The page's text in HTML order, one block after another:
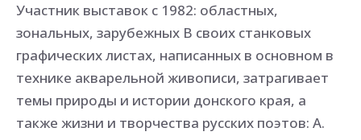
Участник выставок с 1982: областных,
зональных, зарубежных В своих станковых
графических листах, написанных в основном в
технике акварельной живописи, затрагивает
темы природы и истории донского края, а
также жизни и творчества русских поэтов: А.